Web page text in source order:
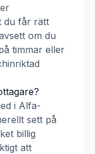
du får rätt
om du
timmar eller
?
i Alfa-
sett på
billig
att